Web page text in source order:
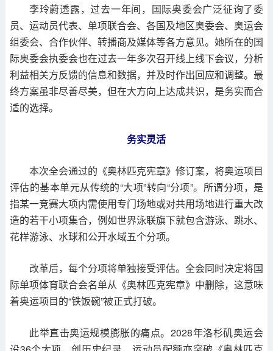
李玲蔚透露，过去一年间，国际奥委会广泛征询了委
员、运动员代表、单项联合会、各国及地区奥委会、奥运会
组委会、合作伙伴、转播商及媒体等各方意见。她所在的国
际奥委会执委会也在过去一年多次召开线上线下会议，分析
利益相关方反馈的信息和数据，并及时作出回应和调整。最
终方案虽非尽善尽美，但在大方向上达成共识，是务实而合
适的选择。
务实灵活
本次全会通过的《奥林匹克宪章》修订案，将奥运项目
评估的基本单元从传统的“大项”转向“分项”。所谓分项，是
指某一竞赛大项内需使用专门场地或对共用场地进行重大改
造的若干小项集合，例如世界泳联旗下就包含游泳、跳水、
花样游泳、水球和公开水域五个分项。
改革后，每个分项将单独接受评估。全会同时决定将国
际单项体育联合会名单从《奥林匹克宪章》中删除，这意味
着奥运项目的“铁饭碗”被正式打破。
此举直击奥运规模膨胀的痛点。2028年洛杉矶奥运会